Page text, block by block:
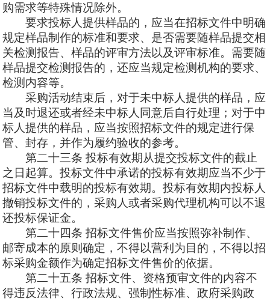
购需求等特殊情况除外。
要求投标人提供样品的，应当在招标文件中明确
规定样品制作的标准和要求、是否需要随样品提交相
关检测报告、样品的评审方法以及评审标准。需要随
样品提交检测报告的，还应当规定检测机构的要求、
检测内容等。
采购活动结束后，对于未中标人提供的样品，应
当及时退还或者经未中标人同意后自行处理；对于中
标人提供的样品，应当按照招标文件的规定进行保
管、封存，并作为履约验收的参考。
第二十三条 投标有效期从提交投标文件的截止
之日起算。投标文件中承诺的投标有效期应当不少于
招标文件中载明的投标有效期。投标有效期内投标人
撤销投标文件的，采购人或者采购代理机构可以不退
还投标保证金。
第二十四条 招标文件售价应当按照弥补制作、
邮寄成本的原则确定，不得以营利为目的，不得以招
标采购金额作为确定招标文件售价的依据。
第二十五条 招标文件、资格预审文件的内容不
得违反法律、行政法规、强制性标准、政府采购政